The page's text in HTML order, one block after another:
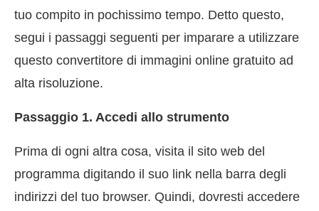
tuo compito in pochissimo tempo. Detto questo,
segui i passaggi seguenti per imparare a utilizzare
questo convertitore di immagini online gratuito ad
alta risoluzione.
Passaggio 1. Accedi allo strumento
Prima di ogni altra cosa, visita il sito web del
programma digitando il suo link nella barra degli
indirizzi del tuo browser. Quindi, dovresti accedere